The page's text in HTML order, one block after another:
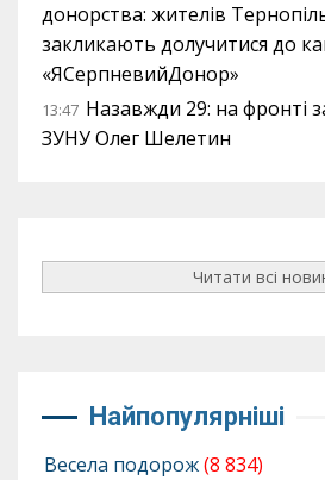
донорства: жителів
закликають долучитися до
«ЯСерпневийДонор»
13:47 Назавжди 29: на фронті
ЗУНУ Олег Шелетин
Читати всі
Найпопулярніші
Весела подорож(8 834)